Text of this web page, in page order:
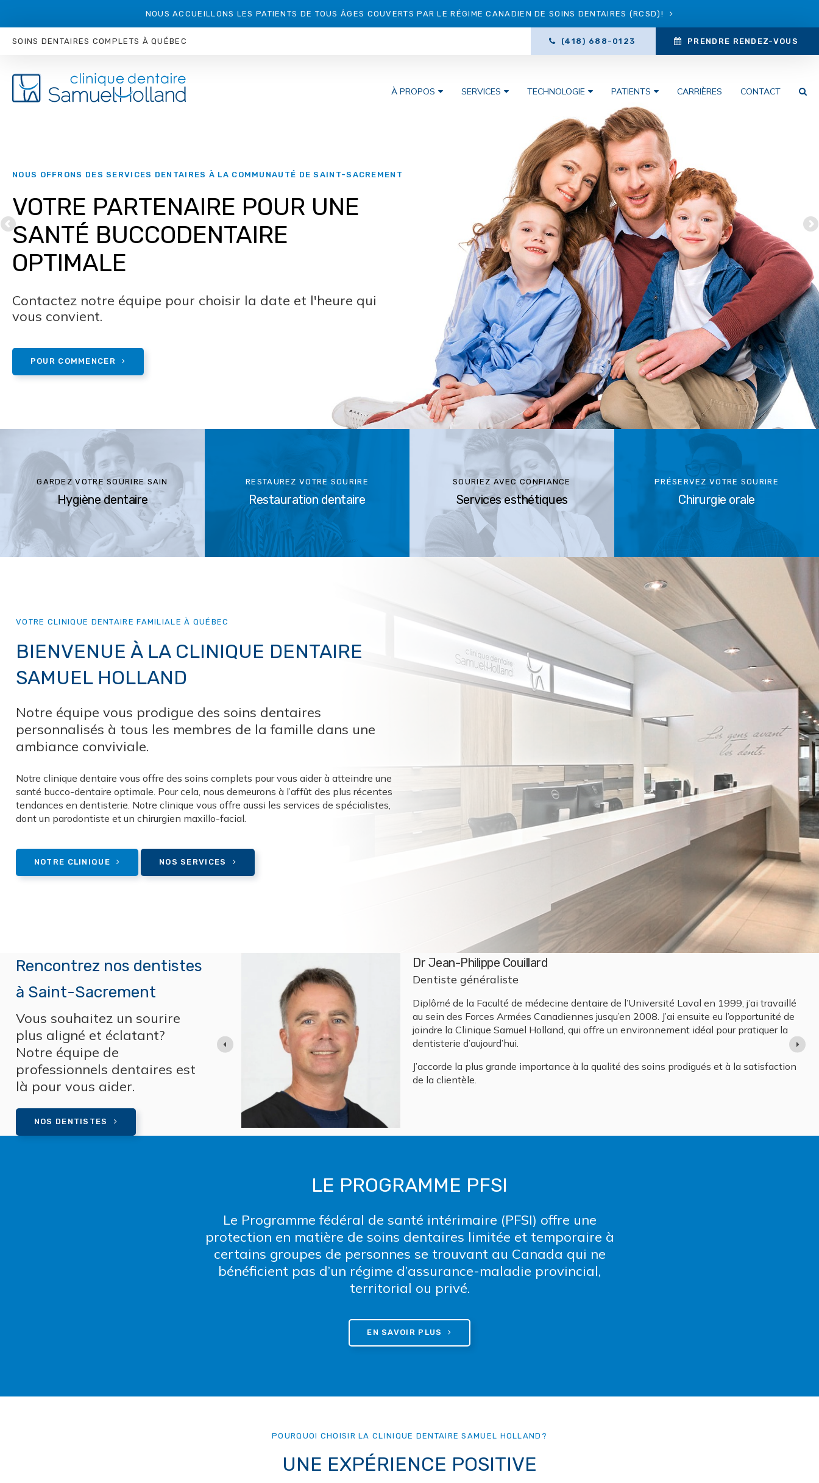
NOUS ACCUEILLONS LES PATIENTS DE TOUS ÂGES COUVERTS PAR LE RÉGIME CANADIEN DE SOINS DENTAIRES (RCSD)!
SOINS DENTAIRES COMPLETS À QUÉBEC (418) 688-0123 PRENDRE RENDEZ-VOUS
À PROPOS SERVICES TECHNOLOGIE PATIENTS CARRIÈRES CONTACT
NOUS OFFRONS DES SERVICES DENTAIRES À LA COMMUNAUTÉ DE SAINT-SACREMENT
VOTRE PARTENAIRE POUR UNE
SANTÉ BUCCODENTAIRE
OPTIMALE
Contactez notre équipe pour choisir la date et l'heure qui
vous convient.
POUR COMMENCER
GARDEZ VOTRE SOURIRE SAIN
Hygiène dentaire
RESTAUREZ VOTRE SOURIRE
Restauration dentaire
SOURIEZ AVEC CONFIANCE
Services esthétiques
PRÉSERVEZ VOTRE SOURIRE
Chirurgie orale
VOTRE CLINIQUE DENTAIRE FAMILIALE À QUÉBEC
BIENVENUE À LA CLINIQUE DENTAIRE
SAMUEL HOLLAND
Notre équipe vous prodigue des soins dentaires
personnalisés à tous les membres de la famille dans une
ambiance conviviale.
Notre clinique dentaire vous offre des soins complets pour vous aider à atteindre une
santé bucco-dentaire optimale. Pour cela, nous demeurons à l’affût des plus récentes
tendances en dentisterie. Notre clinique vous offre aussi les services de spécialistes,
dont un parodontiste et un chirurgien maxillo-facial.
NOTRE CLINIQUE NOS SERVICES
Rencontrez nos dentistes
à Saint-Sacrement
Vous souhaitez un sourire
plus aligné et éclatant?
Notre équipe de
professionnels dentaires est
là pour vous aider.
NOS DENTISTES
jusqu’en 2008. J’ai ensuite eu l’opportunité de
offre un environnement idéal pour pratiquer la
à la qualité des soins prodigués et à la satisfaction
Dre Marylene Gauthier
Dentiste généraliste
Graduée de la Faculté de Médecine dentaire de l’Université Laval en 1996.
Je suis heureuse de vous accueillir à la Clinique dentaire Samuel Holland afin de vous
offrir des soins à la hauteur de vos attentes. Je me ferai un devoir de vous écouter et
conseiller dans le plus grand respect de vos besoins et désirs.
Au plaisir de vous rencontrer avec le sourire.
LE PROGRAMME PFSI
Le Programme fédéral de santé intérimaire (PFSI) offre une
protection en matière de soins dentaires limitée et temporaire à
certains groupes de personnes se trouvant au Canada qui ne
bénéficient pas d’un régime d’assurance-maladie provincial,
territorial ou privé.
EN SAVOIR PLUS
POURQUOI CHOISIR LACLINIQUE DENTAIRE SAMUEL HOLLAND ?
UNE EXPÉRIENCE POSITIVE